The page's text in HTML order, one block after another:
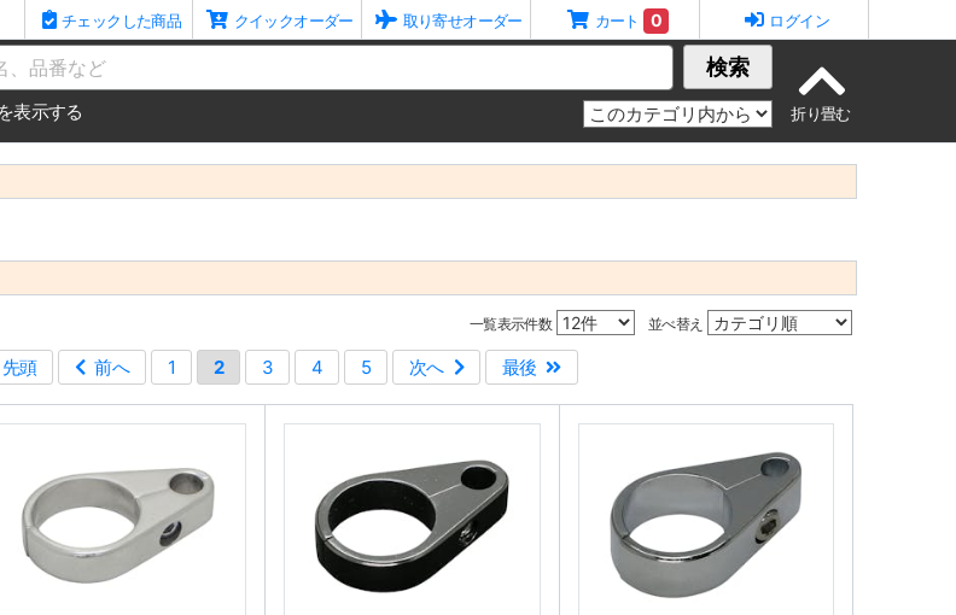
チェックした商品 クイックオーダー 取り寄せオーダー カート 0 ログイン
検索
表示する
一覧表示件数 並べ替え
先頭
前へ 1 2 3 4 5 次へ 最後